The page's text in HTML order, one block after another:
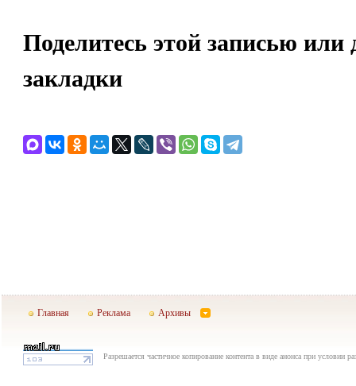
Поделитесь этой записью или
закладки
Главная Реклама Архивы
Разрешается частичное копирование контента в виде анонса при условии